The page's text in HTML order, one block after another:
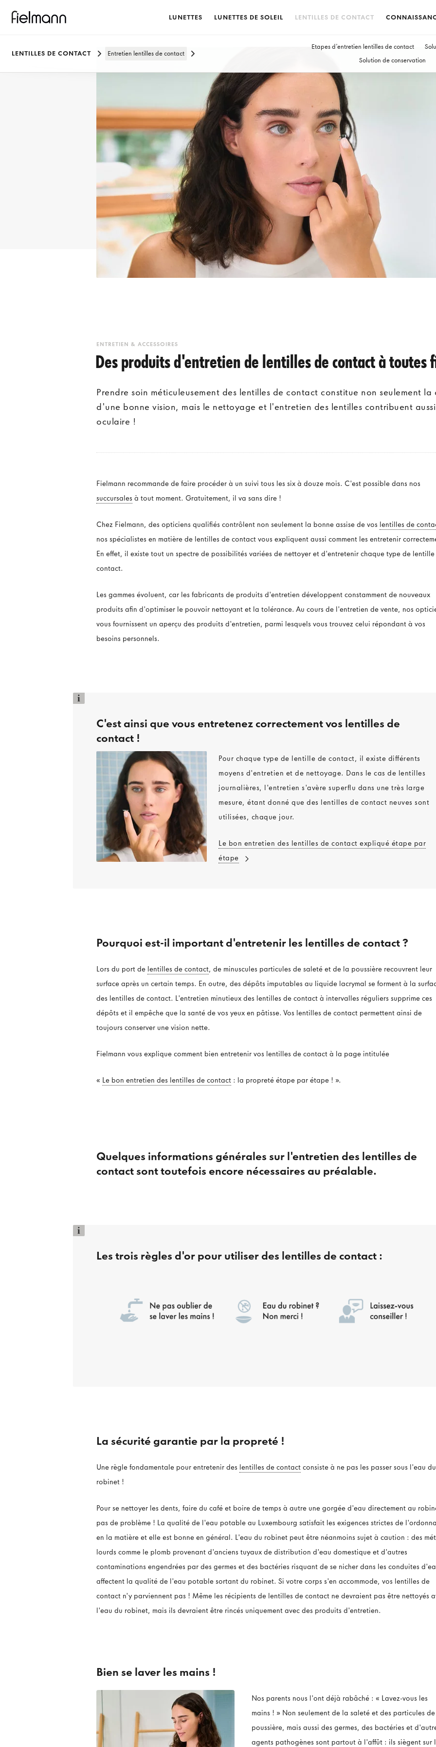
LUNETTES LUNETTES DE SOLEIL LENTILLES DE CONTACT
LENTILLES DE CONTACT Entretien lentilles de contact
Etapes d'entretien lentilles de contact
Solution de conservation
ENTRETIEN & ACCESSOIRES
Des produits d'entretien de lentilles de contact à toutes
Prendre soin méticuleusement des lentilles de contact constitue non seulement
d'une bonne vision, mais le nettoyage et l'entretien des lentilles contribuent
oculaire !
Fielmann recommande de faire procéder à un suivi tous les six à douze mois. C'est possible dans nos
succursales à tout moment. Gratuitement, il va sans dire !
Chez Fielmann, des opticiens qualifiés contrôlent non seulement la bonne assise de vos lentilles de
nos spécialistes en matière de lentilles de contact vous expliquent aussi comment les entretenir
En effet, il existe tout un spectre de possibilités variées de nettoyer et d'entretenir chaque type de
contact.
Les gammes évoluent, car les fabricants de produits d'entretien développent constamment de nouveaux
produits afin d'optimiser le pouvoir nettoyant et la tolérance. Au cours de l'entretien de vente, nos
vous fournissent un aperçu des produits d'entretien, parmi lesquels vous trouvez celui répondant à vos
besoins personnels.
i
C'est ainsi que vous entretenez correctement vos lentilles de
contact !
Pour chaque type de lentille de contact, il existe différents
moyens d'entretien et de nettoyage. Dans le cas de lentilles
journalières, l'entretien s'avère superflu dans une très large
mesure, étant donné que des lentilles de contact neuves sont
utilisées, chaque jour.
Le bon entretien des lentilles de contact expliqué étape par
étape
Pourquoi est-il important d'entretenir les lentilles de contact ?
Lors du port de lentilles de contact, de minuscules particules de saleté et de la poussière recouvrent leur
surface après un certain temps. En outre, des dépôts imputables au liquide lacrymal se forment à la
des lentilles de contact. L'entretien minutieux des lentilles de contact à intervalles réguliers supprime ces
dépôts et il empêche que la santé de vos yeux en pâtisse. Vos lentilles de contact permettent ainsi de
toujours conserver une vision nette.
Fielmann vous explique comment bien entretenir vos lentilles de contact à la page intitulée
« Le bon entretien des lentilles de contact : la propreté étape par étape ! ».
Quelques informations générales sur l'entretien des lentilles de
contact sont toutefois encore nécessaires au préalable.
i
Les trois règles d'or pour utiliser des lentilles de contact :
La sécurité garantie par la propreté !
Une règle fondamentale pour entretenir des lentilles de contact consiste à ne pas les passer sous l'eau du
robinet !
Pour se nettoyer les dents, faire du café et boire de temps à autre une gorgée d'eau directement au
pas de problème ! La qualité de l'eau potable au Luxembourg satisfait les exigences strictes de
en la matière et elle est bonne en général. L'eau du robinet peut être néanmoins sujet à caution : des
lourds comme le plomb provenant d'anciens tuyaux de distribution d'eau domestique et d'autres
contaminations engendrées par des germes et des bactéries risquant de se nicher dans les conduites
affectent la qualité de l'eau potable sortant du robinet. Si votre corps s'en accommode, vos lentilles de
contact n'y parviennent pas ! Même les récipients de lentilles de contact ne devraient pas être nettoyés
l'eau du robinet, mais ils devraient être rincés uniquement avec des produits d'entretien.
Bien se laver les mains !
Nos parents nous l'ont déjà rabâché : « Lavez-vous les
mains ! » Non seulement de la saleté et des particules de
poussière, mais aussi des germes, des bactéries et
agents pathogènes sont partout à l'affût : ils siègent sur